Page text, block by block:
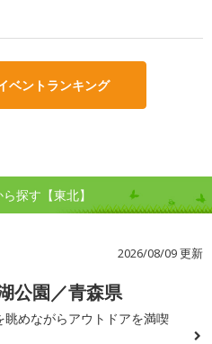
ベントランキング
探す【東北】
2026/08/09 更新
公園／青森県
眺めながらアウトドアを満喫